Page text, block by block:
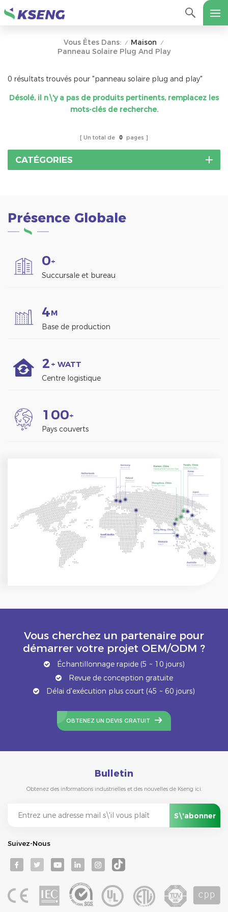
Vous Êtes Dans: / Maison /
Panneau Solaire Plug And Play
0 résultats trouvés pour "panneau solaire plug and play"
Désolé, il n\'y a pas de produits pertinents, remplacez les
mots-clés de recherche.
Un total de 0 pages
CATÉGORIES
Présence Globale
0+
Succursale et bureau
4M
Base de production
2 + WATT
Centre logistique
1 00+
Pays couverts
Vous cherchez un partenaire pour
démarrer votre projet OEM/ODM ?
Échantillonnage rapide (5 ~ 10 jours)
Revue de conception gratuite
Délai d'exécution plus court (45 ~ 60 jours)
OBTENEZ UN DEVIS GRATUIT
Bulletin
Obtenez des informations industrielles et des nouvelles de Kseng ici.
Suivez-Nous